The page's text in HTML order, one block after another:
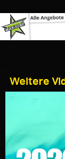
Weitere